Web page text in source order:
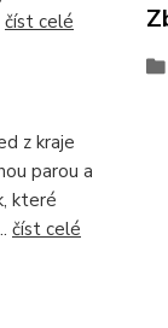
číst celé
z kraje
parou a
které
číst celé